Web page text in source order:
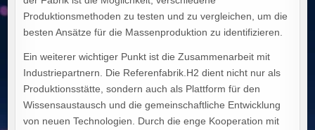
Produktionsmethoden zu testen und zu vergleichen, um die
besten Ansätze für die Massenproduktion zu identifizieren.
Ein weiterer wichtiger Punkt ist die Zusammenarbeit mit
Industriepartnern. Die Referenfabrik.H2 dient nicht nur als
Produktionsstätte, sondern auch als Plattform für den
Wissensaustausch und die gemeinschaftliche Entwicklung
von neuen Technologien. Durch die enge Kooperation mit